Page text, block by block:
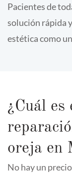
Pacientes de
solución rápida
estética como
¿Cuál es
oreja en
No hay un